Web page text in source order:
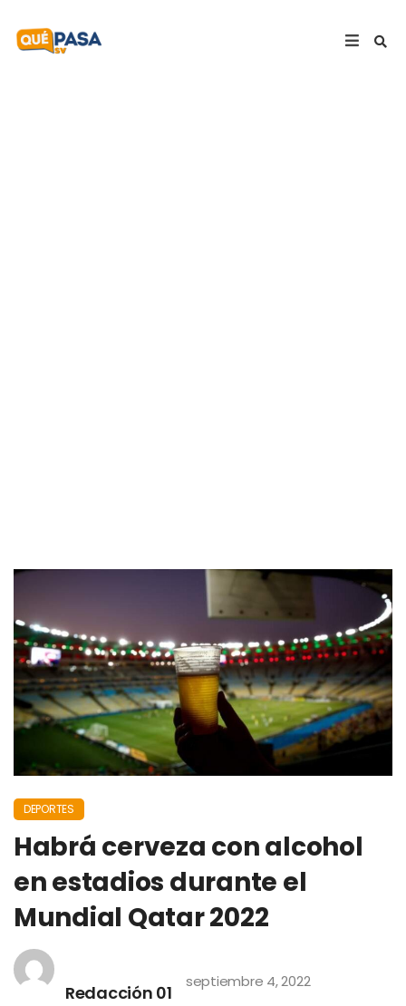
DEPORTES
Habrá cerveza con alcohol
en estadios durante el
Mundial Qatar 2022
Redacción 01
septiembre 4, 2022